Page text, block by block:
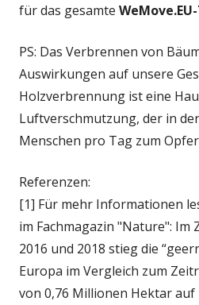
für das gesamte
PS: Das Verbrennen von
Auswirkungen auf unsere
Holzverbrennung ist eine
Luftverschmutzung, der in
Menschen pro Tag zum
Referenzen:
[1] Für mehr Informationen
im Fachmagazin "Nature": Im
2016 und 2018 stieg die
Europa im Vergleich zum
von 0,76 Millionen Hektar